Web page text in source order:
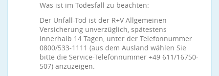
Was ist im Todesfall zu beachten:
Der Unfall-Tod ist der R+V Allgemeinen
Versicherung unverzüglich, spätestens
innerhalb 14 Tagen, unter der Telefonnummer
0800/533-1111 (aus dem Ausland wählen Sie
bitte die Service-Telefonnummer +49 611/16750-
507) anzuzeigen.